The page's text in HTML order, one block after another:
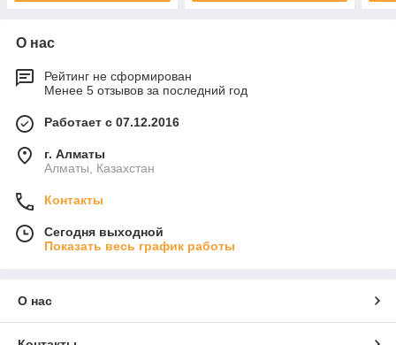
О нас
Рейтинг не сформирован
Менее 5 отзывов за последний год
Работает с 07.12.2016
г. Алматы
Алматы, Казахстан
Контакты
Сегодня выходной
Показать весь график работы
О нас